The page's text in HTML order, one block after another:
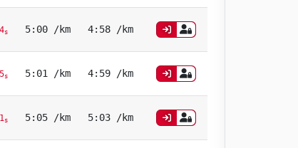
s 5:00 /km 4:58 /km
s 5:01 /km 4:59 /km
s 5:05 /km 5:03 /km